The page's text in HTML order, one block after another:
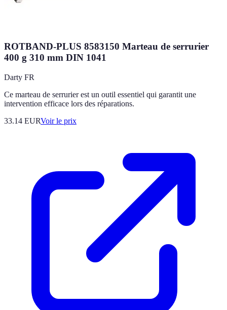
ROTBAND-PLUS 8583150 Marteau de serrurier
400 g 310 mm DIN 1041
Darty FR
Ce marteau de serrurier est un outil essentiel qui garantit une
intervention efficace lors des réparations.
33.14 EURVoir le prix